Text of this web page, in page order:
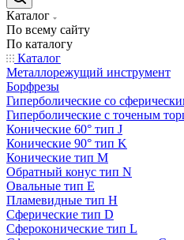
Каталог
По всему сайту
По каталогу
Каталог
Металлорежущий инструмент
Борфрезы
Гиперболические cо
Гиперболические с точеным
Конические 60° тип J
Конические 90° тип K
Конические тип M
Обратный конус тип N
Овальные тип E
Пламевидные тип H
Сферические тип D
Сфероконические тип L